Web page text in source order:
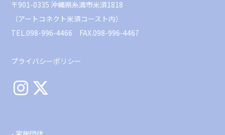
〒901-0335 沖縄県糸満市米須1818
（アートコネクト米須コースト内）
TEL.098-996-4466 FAX.098-996-4467
プライバシーポリシー